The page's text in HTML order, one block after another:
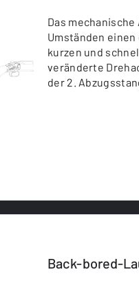
Das
Umständen
kurzen und
veränderte
der 2.
Back-bored-